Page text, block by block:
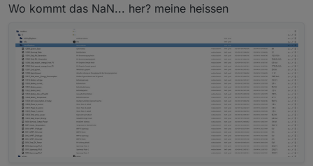
Wo kommt das NaN... her? meine heissen